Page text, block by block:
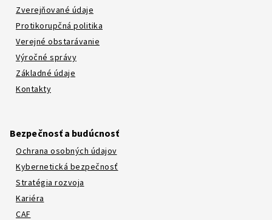
Zverejňované údaje
Protikorupčná politika
Verejné obstarávanie
Výročné správy
Základné údaje
Kontakty
Bezpečnosť a budúcnosť
Ochrana osobných údajov
Kybernetická bezpečnosť
Stratégia rozvoja
Kariéra
CAF